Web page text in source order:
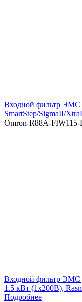
Входной фильтр ЭМС
SmartStep/SigmaII/
Omron-R88A-FIW115-
Входной фильтр ЭМС
1.5 кВт (1х200В),
Подробнее